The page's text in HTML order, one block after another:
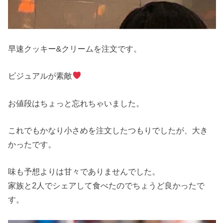
早速クッキー&クリームを注文です。
ビジュアルが素敵
お値段はちょっと忘れちゃいました。
これでもかなり小さめを注文したつもりでしたが、大き
かったです。
味も予想よりは甘々でありませんでした。
家族と2人でシェアして食べたのでちょうど良かったで
す。